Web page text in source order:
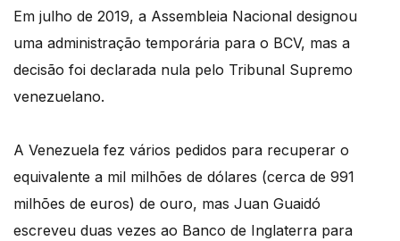
Em julho de 2019, a Assembleia Nacional designou
uma administração temporária para o BCV, mas a
decisão foi declarada nula pelo Tribunal Supremo
venezuelano.
A Venezuela fez vários pedidos para recuperar o
equivalente a mil milhões de dólares (cerca de 991
milhões de euros) de ouro, mas Juan Guaidó
escreveu duas vezes ao Banco de Inglaterra para